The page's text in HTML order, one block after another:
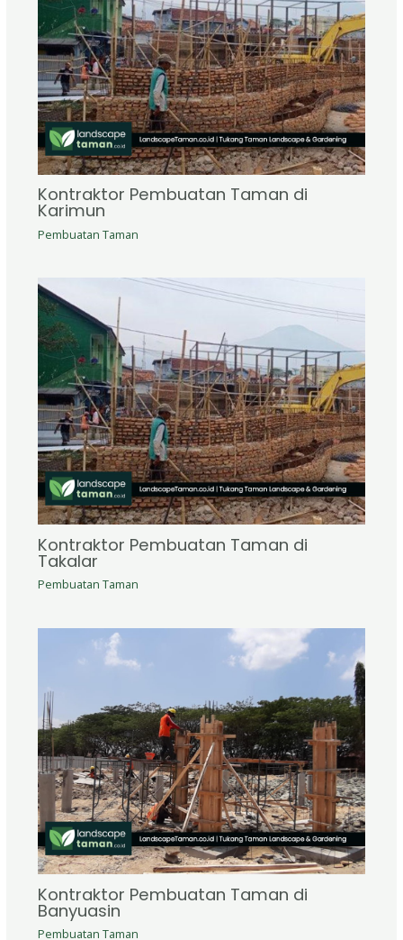
Kontraktor Pembuatan Taman di
Karimun
Pembuatan Taman
Kontraktor Pembuatan Taman di
Takalar
Pembuatan Taman
Kontraktor Pembuatan Taman di
Banyuasin
Pembuatan Taman